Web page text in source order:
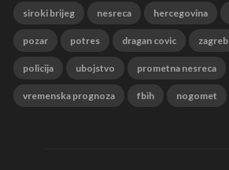
siroki brijeg nesreca hercegovina
pozar potres dragan covic zagreb
policija ubojstvo prometna nesreca
vremenska prognoza fbih nogomet